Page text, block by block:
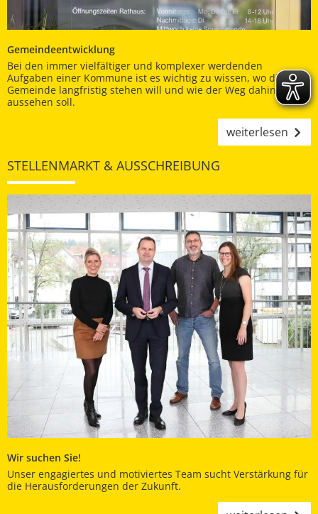
Gemeindeentwicklung
Bei den immer vielfältiger und komplexer werdenden
Aufgaben einer Kommune ist es wichtig zu wissen, wo die
Gemeinde langfristig stehen will und wie der Weg dahin
aussehen soll.
weiterlesen
STELLENMARKT & AUSSCHREIBUNG
Wir suchen Sie!
Unser engagiertes und motiviertes Team sucht Verstärkung für
die Herausforderungen der Zukunft.